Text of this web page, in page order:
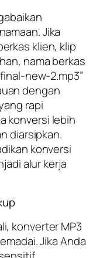
Jika
klien, klip
nama berkas
new-2.mp3”
dengan
rapi
konversi lebih
diarsipkan.
konversi
alur kerja
konverter MP3
Jika Anda